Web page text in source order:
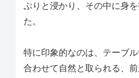
ぷりと浸かり、その中に身
た。
特に印象的なのは、テーブ
合わせて自然と取られる、